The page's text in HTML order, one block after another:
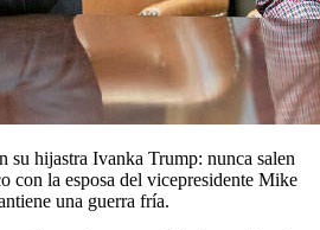
su hijastra Ivanka Trump: nunca salen
con la esposa del vicepresidente Mike
una guerra fría.